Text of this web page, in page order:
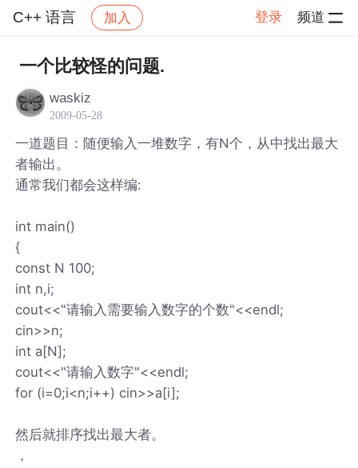
C++ 语言 加入 登录 频道
社区 C++ 语言 帖子详情
一个比较怪的问题.
waskiz
2009-05-28
一道题目：随便输入一堆数字，有N个，从中找出最大
者输出。
通常我们都会这样编:
int main()
{
const N 100;
int n,i;
cout<<"请输入需要输入数字的个数"<<endl;
cin>>n;
int a[N];
cout<<"请输入数字"<<endl;
for (i=0;i<n;i++) cin>>a[i];
然后就排序找出最大者。
，